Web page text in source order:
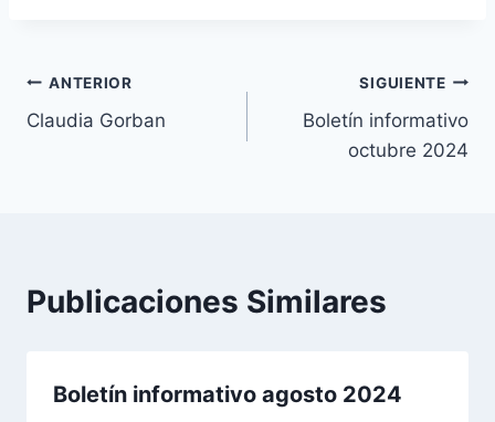
Navegación
de
ANTERIOR
Claudia Gorban
SIGUIENTE
Boletín informativo
octubre 2024
Publicaciones Similares
Boletín informativo agosto 2024